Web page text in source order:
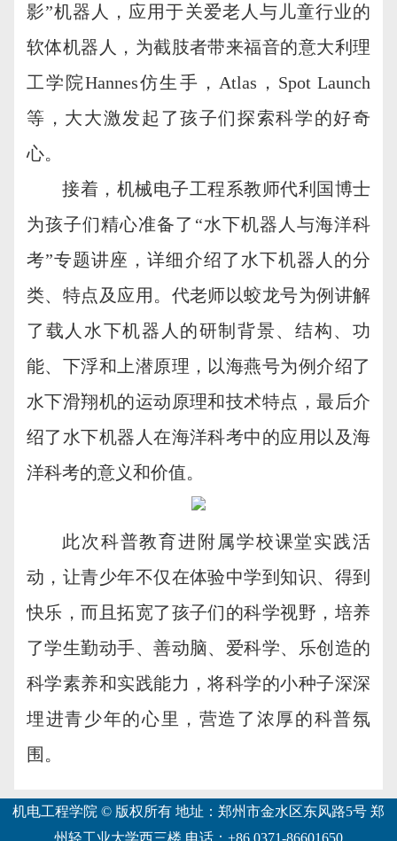
影”机器人，应用于关爱老人与儿童行业的
软体机器人，为截肢者带来福音的意大利理
工学院Hannes仿生手，Atlas，Spot Launch
等，大大激发起了孩子们探索科学的好奇
心。
接着，机械电子工程系教师代利国博士
为孩子们精心准备了“水下机器人与海洋科
考”专题讲座，详细介绍了水下机器人的分
类、特点及应用。代老师以蛟龙号为例讲解
了载人水下机器人的研制背景、结构、功
能、下浮和上潜原理，以海燕号为例介绍了
水下滑翔机的运动原理和技术特点，最后介
绍了水下机器人在海洋科考中的应用以及海
洋科考的意义和价值。
此次科普教育进附属学校课堂实践活
动，让青少年不仅在体验中学到知识、得到
快乐，而且拓宽了孩子们的科学视野，培养
了学生勤动手、善动脑、爱科学、乐创造的
科学素养和实践能力，将科学的小种子深深
埋进青少年的心里，营造了浓厚的科普氛
围。
机电工程学院 © 版权所有 地址：郑州市金水区东风路5号 郑
州轻工业大学西三楼 电话：+86 0371-86601650